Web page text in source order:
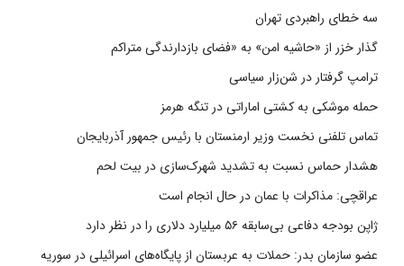
سه خطای راهبردی تهران
گذار خزر از «حاشیه امن» به «فضای بازدارندگی متراکم
ترامپ گرفتار در شن‌زار سیاسی
حمله موشکی به کشتی اماراتی در تنگه هرمز
تماس تلفنی نخست وزیر ارمنستان با رئیس جمهور آذربایجان
هشدار حماس نسبت به تشدید شهرک‌سازی در بیت‌ لحم
عراقچی: مذاکرات با عمان در حال انجام است
ژاپن بودجه دفاعی بی‌سابقه ۵۶ میلیارد دلاری را در نظر دارد
عضو سازمان بدر: حملات به عربستان از پایگاه‌های اسرائیلی در سوریه